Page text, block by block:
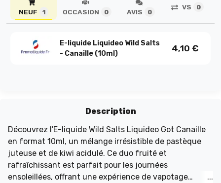
NEUF 1 OCCASION 0 AVIS 0
VS 0
E-liquide Liquideo Wild Salts
- Canaille (10ml)
4,10 €
Description
Découvrez l'E-liquide Wild Salts Liquideo Got Canaille
en format 10ml, un mélange irrésistible de pastèque
juteuse et de kiwi acidulé. Ce duo fruité et
rafraîchissant est parfait pour les journées
ensoleillées, offrant une expérience de vapotage